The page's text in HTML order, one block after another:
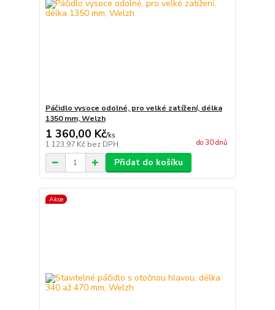
Páčidlo vysoce odolné, pro velké zatížení, délka
1350 mm, Welzh
1 360,00 Kč/ks
1 123,97 Kč bez DPH do 30 dnů
Přidat do košíku
Akce